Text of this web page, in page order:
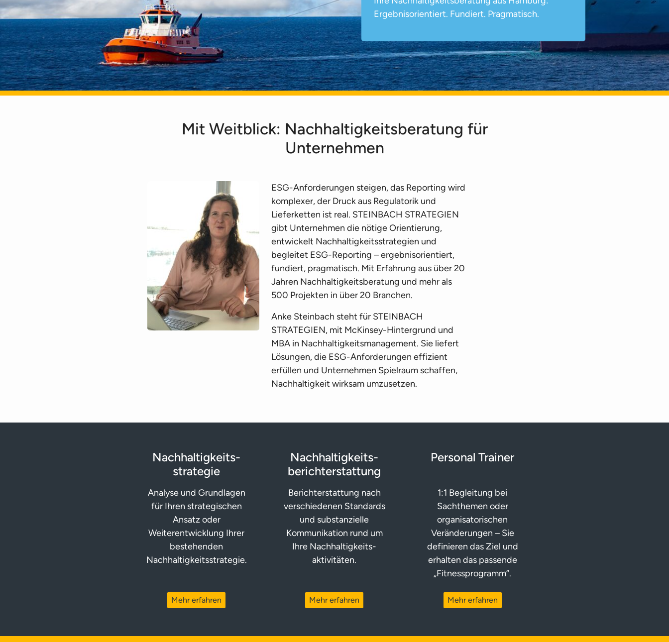
Ergebnisorientiert. Fundiert. Pragmatisch.
Mit Weitblick: Nachhaltigkeitsberatung für
Unternehmen
ESG-Anforderungen steigen, das Reporting wird
komplexer, der Druck aus Regulatorik und
Lieferketten ist real. STEINBACH STRATEGIEN
gibt Unternehmen die nötige Orientierung,
entwickelt Nachhaltigkeitsstrategien und
begleitet ESG-Reporting – ergebnisorientiert,
fundiert, pragmatisch. Mit Erfahrung aus über 20
Jahren Nachhaltigkeitsberatung und mehr als
500 Projekten in über 20 Branchen.
Anke Steinbach steht für STEINBACH
STRATEGIEN, mit McKinsey-Hintergrund und
MBA in Nachhaltigkeitsmanagement. Sie liefert
Lösungen, die ESG-Anforderungen effizient
erfüllen und Unternehmen Spielraum schaffen,
Nachhaltigkeit wirksam umzusetzen.
Nachhaltigkeits­­
strategie
Analyse und Grundlagen
für Ihren strategischen
Ansatz oder
Weiterentwicklung Ihrer
bestehenden
Nachhaltigkeitsstrategie.
Mehr erfahren
Nachhaltigkeits­­
berichter­stattung
Berichterstattung nach
verschiedenen Standards
und substanzielle
Kommunikation rund um
Ihre Nachhaltigkeits­
aktivitäten.
Mehr erfahren
Personal Trainer
1:1 Begleitung bei
Sachthemen oder
organisatorischen
Veränderungen – Sie
definieren das Ziel und
erhalten das passende
„Fitnessprogramm“.
Mehr erfahren